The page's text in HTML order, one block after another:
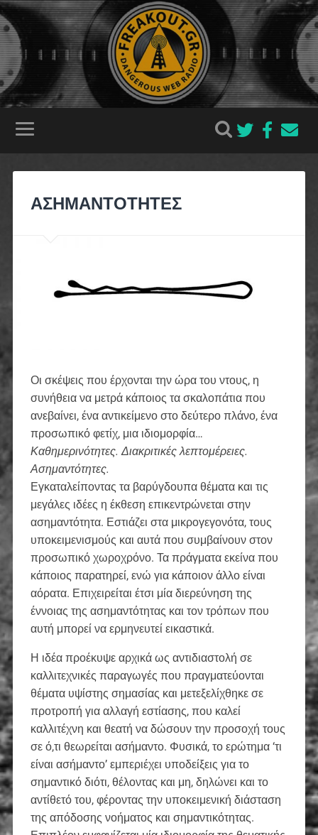
ΑΣΗΜΑΝΤΟΤΗΤΕΣ
Οι σκέψεις που έρχονται την ώρα του ντους, η
συνήθεια να μετρά κάποιος τα σκαλοπάτια που
ανεβαίνει, ένα αντικείμενο στο δεύτερο πλάνο, ένα
προσωπικό φετίχ, μια ιδιομορφία…
Καθημερινότητες. Διακριτικές λεπτομέρειες.
Ασημαντότητες.
Εγκαταλείποντας τα βαρύγδουπα θέματα και τις
μεγάλες ιδέες η έκθεση επικεντρώνεται στην
ασημαντότητα. Εστιάζει στα μικρογεγονότα, τους
υποκειμενισμούς και αυτά που συμβαίνουν στον
προσωπικό χωροχρόνο. Τα πράγματα εκείνα που
κάποιος παρατηρεί, ενώ για κάποιον άλλο είναι
αόρατα. Επιχειρείται έτσι μία διερεύνηση της
έννοιας της ασημαντότητας και τον τρόπων που
αυτή μπορεί να ερμηνευτεί εικαστικά.
Η ιδέα προέκυψε αρχικά ως αντιδιαστολή σε
καλλιτεχνικές παραγωγές που πραγματεύονται
θέματα υψίστης σημασίας και μετεξελίχθηκε σε
προτροπή για αλλαγή εστίασης, που καλεί
καλλιτέχνη και θεατή να δώσουν την προσοχή τους
σε ό,τι θεωρείται ασήμαντο. Φυσικά, το ερώτημα ‘τι
είναι ασήμαντο’ εμπεριέχει υποδείξεις για το
σημαντικό διότι, θέλοντας και μη, δηλώνει και το
αντίθετό του, φέροντας την υποκειμενική διάσταση
της απόδοσης νοήματος και σημαντικότητας.